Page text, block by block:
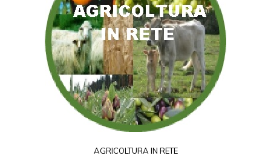
AGRICOLTURA IN RETE